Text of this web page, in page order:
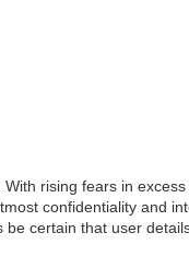
rising fears in
confidentiality and
certain that user